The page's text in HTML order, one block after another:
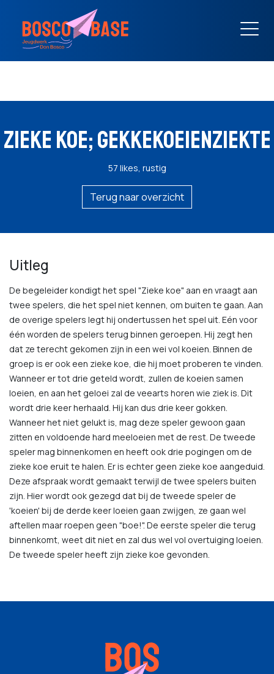
ZIEKE KOE; GEKKEKOEIENZIEKTE
57 likes, rustig
Terug naar overzicht
Uitleg
De begeleider kondigt het spel "Zieke koe" aan en vraagt aan
twee spelers, die het spel niet kennen, om buiten te gaan. Aan
de overige spelers legt hij ondertussen het spel uit. Eén voor
één worden de spelers terug binnen geroepen. Hij zegt hen
dat ze terecht gekomen zijn in een wei vol koeien. Binnen de
groep is er ook een zieke koe, die hij moet proberen te vinden.
Wanneer er tot drie geteld wordt, zullen de koeien samen
loeien, en aan het geloei zal de veearts horen wie ziek is. Dit
wordt drie keer herhaald. Hij kan dus drie keer gokken.
Wanneer het niet gelukt is, mag deze speler gewoon gaan
zitten en voldoende hard meeloeien met de rest. De tweede
speler mag binnenkomen en heeft ook drie pogingen om de
zieke koe eruit te halen. Er is echter geen zieke koe aangeduid.
Deze afspraak wordt gemaakt terwijl de twee spelers buiten
zijn. Hier wordt ook gezegd dat bij de tweede speler de
'koeien' bij de derde keer loeien gaan zwijgen, ze gaan wel
aftellen maar roepen geen "boe!". De eerste speler die terug
binnenkomt, weet dit niet en zal dus wel vol overtuiging loeien.
De tweede speler heeft zijn zieke koe gevonden.